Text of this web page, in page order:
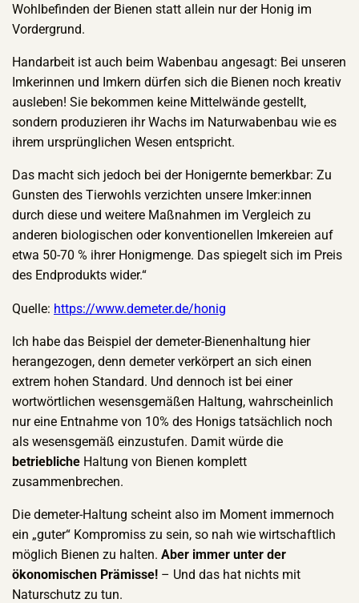
Wohlbefinden der Bienen statt allein nur der Honig im
Vordergrund.
Handarbeit ist auch beim Wabenbau angesagt: Bei unseren
Imkerinnen und Imkern dürfen sich die Bienen noch kreativ
ausleben! Sie bekommen keine Mittelwände gestellt,
sondern produzieren ihr Wachs im Naturwabenbau wie es
ihrem ursprünglichen Wesen entspricht.
Das macht sich jedoch bei der Honigernte bemerkbar: Zu
Gunsten des Tierwohls verzichten unsere Imker:innen
durch diese und weitere Maßnahmen im Vergleich zu
anderen biologischen oder konventionellen Imkereien auf
etwa 50-70 % ihrer Honigmenge. Das spiegelt sich im Preis
des Endprodukts wider.“
Quelle: https://www.demeter.de/honig
Ich habe das Beispiel der demeter-Bienenhaltung hier
herangezogen, denn demeter verkörpert an sich einen
extrem hohen Standard. Und dennoch ist bei einer
wortwörtlichen wesensgemäßen Haltung, wahrscheinlich
nur eine Entnahme von 10% des Honigs tatsächlich noch
als wesensgemäß einzustufen. Damit würde die
betriebliche Haltung von Bienen komplett
zusammenbrechen.
Die demeter-Haltung scheint also im Moment immernoch
ein „guter“ Kompromiss zu sein, so nah wie wirtschaftlich
möglich Bienen zu halten.Aber immer unter der
ökonomischen Prämisse! – Und das hat nichts mit
Naturschutz zu tun.